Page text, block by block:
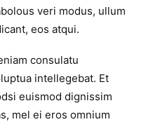
veri modus, ullum
eos atqui.
consulatu
intellegebat. Et
euismod dignissim
mel ei eros omnium